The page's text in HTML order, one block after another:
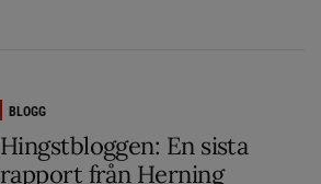
BLOGG
Hingstbloggen: En sista
rapport från Herning